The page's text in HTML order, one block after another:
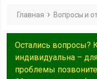
Главная Вопросы и
Остались вопросы?
индивидуальна –
проблемы